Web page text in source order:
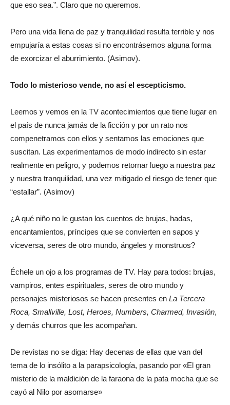
que eso sea.”. Claro que no queremos.
Pero una vida llena de paz y tranquilidad resulta terrible y nos
empujaría a estas cosas si no encontrásemos alguna forma
de exorcizar el aburrimiento. (Asimov).
Todo lo misterioso vende, no así el escepticismo.
Leemos y vemos en la TV acontecimientos que tiene lugar en
el país de nunca jamás de la ficción y por un rato nos
compenetramos con ellos y sentamos las emociones que
suscitan. Las experimentamos de modo indirecto sin estar
realmente en peligro, y podemos retornar luego a nuestra paz
y nuestra tranquilidad, una vez mitigado el riesgo de tener que
“estallar”. (Asimov)
¿A qué niño no le gustan los cuentos de brujas, hadas,
encantamientos, príncipes que se convierten en sapos y
viceversa, seres de otro mundo, ángeles y monstruos?
Échele un ojo a los programas de TV. Hay para todos: brujas,
vampiros, entes espirituales, seres de otro mundo y
personajes misteriosos se hacen presentes en La Tercera
Roca, Smallville, Lost, Heroes, Numbers, Charmed, Invasión,
y demás churros que les acompañan.
De revistas no se diga: Hay decenas de ellas que van del
tema de lo insólito a la parapsicología, pasando por «El gran
misterio de la maldición de la faraona de la pata mocha que se
cayó al Nilo por asomarse»